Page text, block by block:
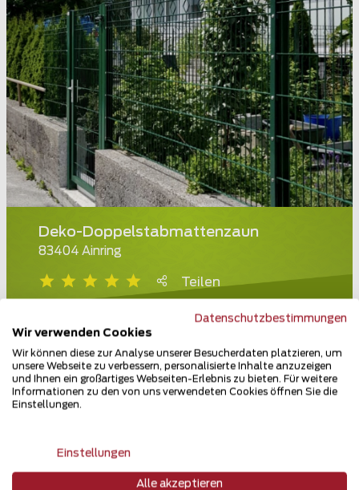
Deko-Doppelstabmattenzaun
83404 Ainring
Teilen
Datenschutzbestimmungen
Wir verwenden Cookies
Wir können diese zur Analyse unserer Besucherdaten platzieren, um
unsere Webseite zu verbessern, personalisierte Inhalte anzuzeigen
und Ihnen ein großartiges Webseiten-Erlebnis zu bieten. Für weitere
Informationen zu den von uns verwendeten Cookies öffnen Sie die
Einstellungen.
Einstellungen
Alle akzeptieren